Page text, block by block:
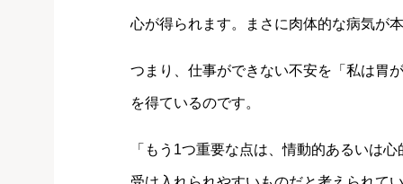
心が得られます。まさに肉体的な病気が
つまり、仕事ができない不安を「私は胃
を得ているのです。
「もう1つ重要な点は、情動的あるいは